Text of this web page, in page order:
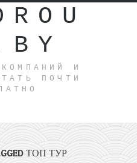
И
ПОЧТИ
ТОП ТУР